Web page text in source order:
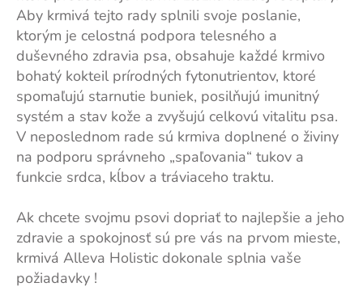
Aby krmivá tejto rady splnili svoje poslanie,
ktorým je celostná podpora telesného a
duševného zdravia psa, obsahuje každé krmivo
bohatý kokteil prírodných fytonutrientov, ktoré
spomaľujú starnutie buniek, posilňujú imunitný
systém a stav kože a zvyšujú celkovú vitalitu psa.
V neposlednom rade sú krmiva doplnené o živiny
na podporu správneho „spaľovania“ tukov a
funkcie srdca, kĺbov a tráviaceho traktu.
Ak chcete svojmu psovi dopriať to najlepšie a jeho
zdravie a spokojnosť sú pre vás na prvom mieste,
krmivá Alleva Holistic dokonale splnia vaše
požiadavky !